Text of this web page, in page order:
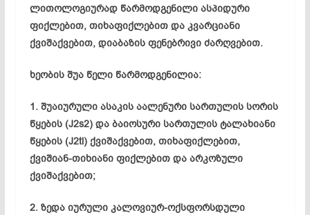
ლითოლოგიურად წარმოდგენილი ასპიდური
ფიქლებით, თიხაფიქლებით და კვარციანი
ქვიშაქვებით, დიაბაზის ფენებრივი ძარღვებით.
ხეობის შუა წელი წარმოდგენილია:
1. შუაიურული ასაკის აალენური სართულის სორის
წყების (J2s2) და ბაიოსური სართულის ტალახიანი
წყების (J2tl) ქვიშაქვებით, თიხაფიქლებით,
ქვიშიან-თიხიანი ფიქლებით და არკოზული
ქვიშაქვებით;
2. ზედა იურული კალოვიურ-ოქსფორსდული